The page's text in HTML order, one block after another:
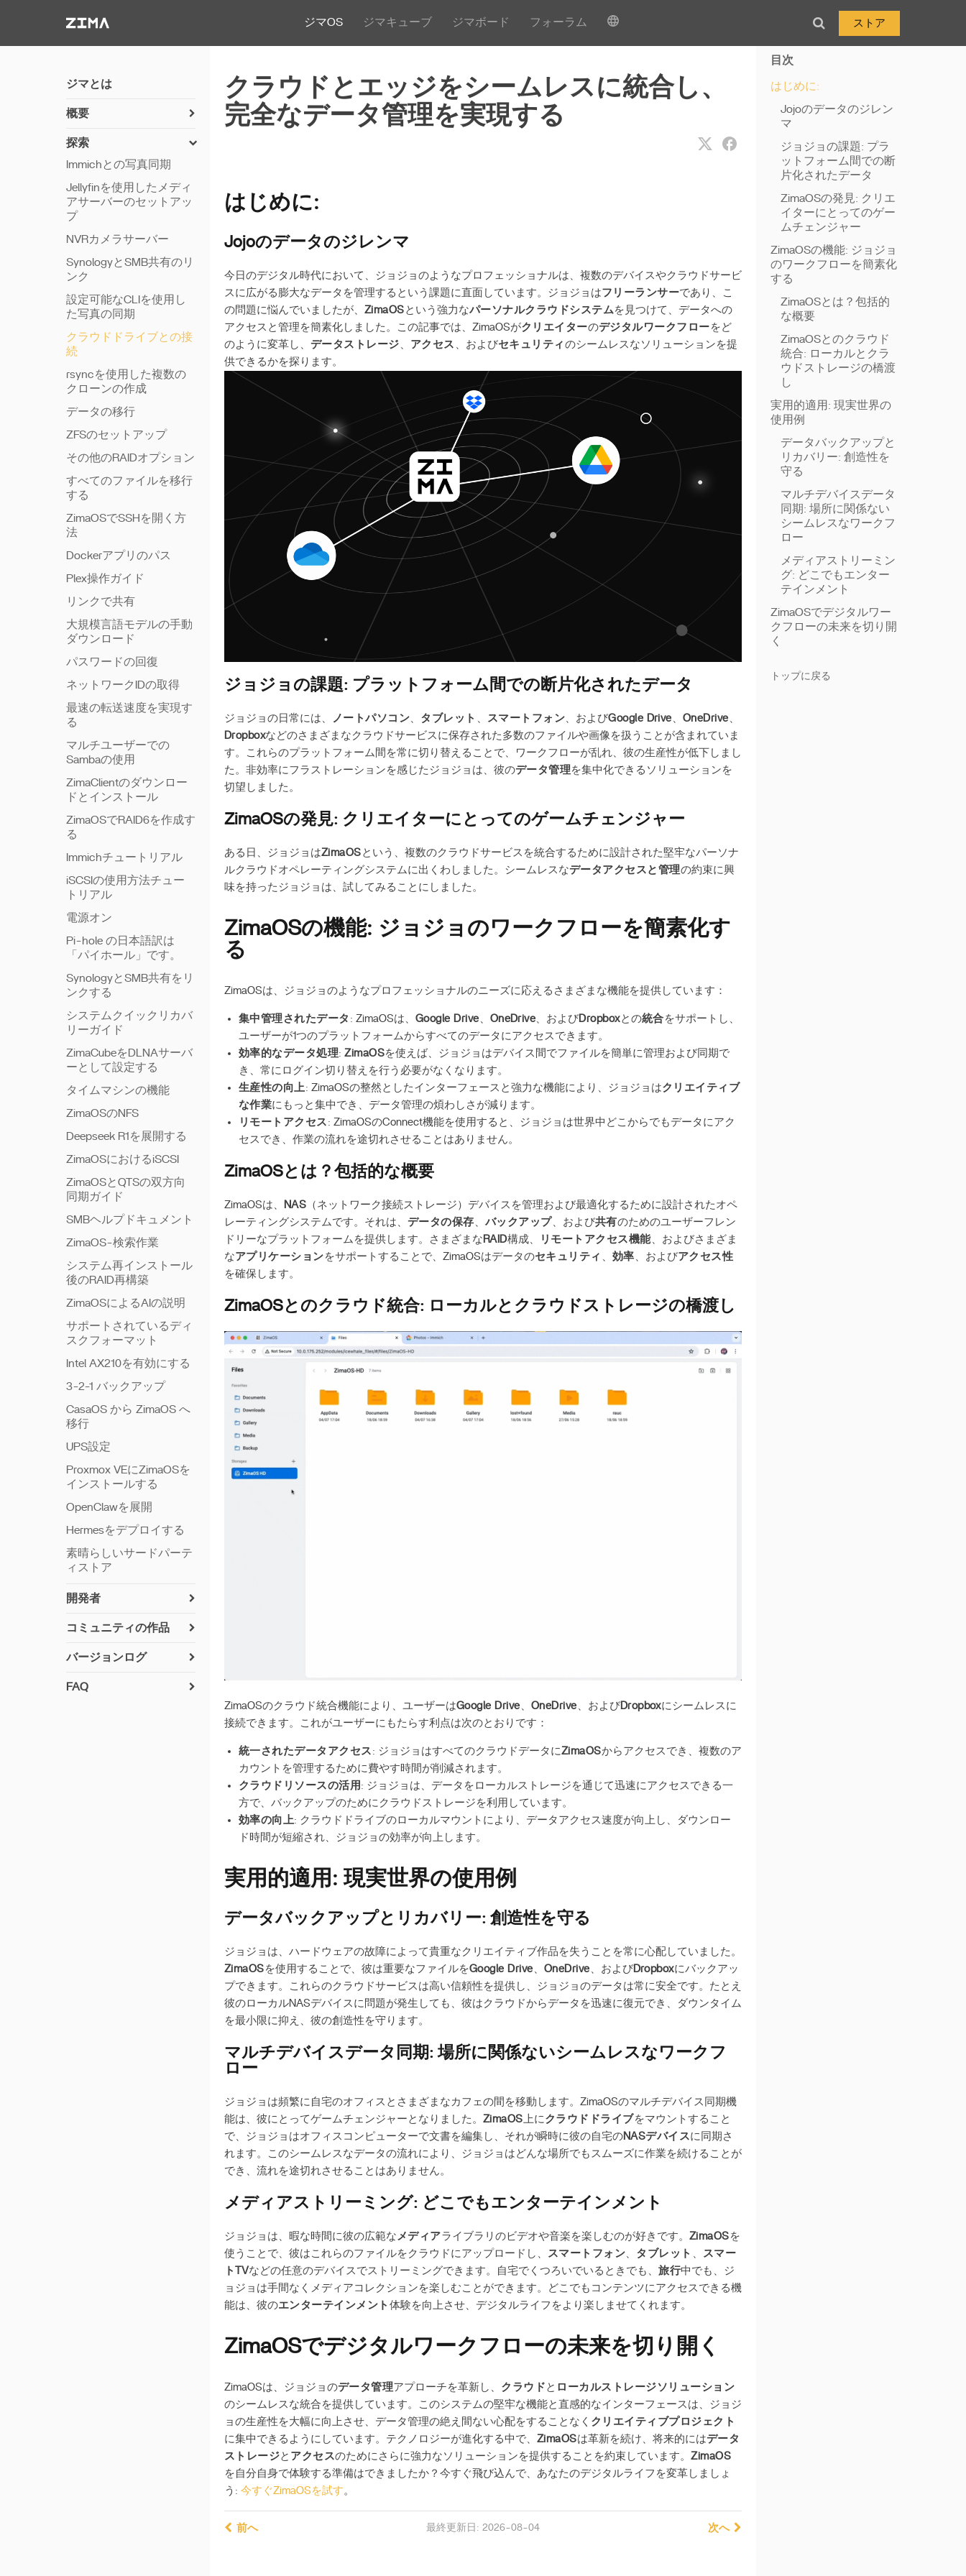
ジマOS ジマキューブ ジマボード フォーラム ストア
クラウドとエッジをシームレスに統合し、
完全なデータ管理を実現する
はじめに:
Jojoのデータのジレンマ
今日のデジタル時代において、ジョジョのようなプロフェッショナルは、複数のデバイスやクラウドサービ
スに広がる膨大なデータを管理するという課題に直面しています。ジョジョはフリーランサーであり、こ
の問題に悩んでいましたが、 ZimaOS という強力なパーソナルクラウドシステム を見つけて、データへの
アクセスと管理を簡素化しました。この記事では、ZimaOSがクリエイターのデジタルワークフロー をど
のように変革し、 データストレージ アクセス 、およびセキュリティ のシームレスなソリューションを提
供できるかを探ります。
ジョジョの課題: プラットフォーム間での断片化されたデータ
ジョジョの日常には、 ノートパソコン タブレット スマートフォン 、およびGoogle Drive OneDrive
Dropboxなどのさまざまなクラウドサービスに保存された多数のファイルや画像を扱うことが含まれていま
す。これらのプラットフォーム間を常に切り替えることで、ワークフローが乱れ、彼の生産性が低下しまし
た。非効率にフラストレーションを感じたジョジョは、彼のデータ管理を集中化できるソリューションを
切望しました。
ZimaOSの発見: クリエイターにとってのゲームチェンジャー
ある日、ジョジョはZimaOS という、複数のクラウドサービスを統合するために設計された堅牢なパーソナ
ルクラウドオペレーティングシステムに出くわしました。シームレスなデータアクセスと管理の約束に興
味を持ったジョジョは、試してみることにしました。
ZimaOSの機能: ジョジョのワークフローを簡素化す
る
ZimaOSは、ジョジョのようなプロフェッショナルのニーズに応えるさまざまな機能を提供しています：
集中管理されたデータ : ZimaOSは、 Google Drive OneDrive 、およびDropboxとの統合 をサポートし、
ユーザーが1つのプラットフォームからすべてのデータにアクセスできます。
効率的なデータ処理:ZimaOSを使えば、ジョジョはデバイス間でファイルを簡単に管理および同期で
き、常にログイン切り替えを行う必要がなくなります。
生産性の向上 : ZimaOSの整然としたインターフェースと強力な機能により、ジョジョはクリエイティブ
な作業にもっと集中でき、データ管理の煩わしさが減ります。
リモートアクセス : ZimaOSのConnect機能を使用すると、ジョジョは世界中どこからでもデータにアク
セスでき、作業の流れを途切れさせることはありません。
ZimaOSとは？包括的な概要
ZimaOSは、 NAS （ネットワーク接続ストレージ）デバイスを管理および最適化するために設計されたオペ
レーティングシステムです。それは、 データの保存 バックアップ、および共有のためのユーザーフレン
ドリーなプラットフォームを提供します。さまざまな RAID構成、 リモートアクセス機能、およびさまざま
なアプリケーション をサポートすることで、ZimaOSはデータのセキュリティ 効率 、およびアクセス性
を確保します。
ZimaOSとのクラウド統合: ローカルとクラウドストレージの橋渡し
ZimaOSのクラウド統合機能により、ユーザーはGoogle Drive 、 OneDrive 、およびDropboxにシームレスに
接続できます。これがユーザーにもたらす利点は次のとおりです：
統一されたデータアクセス : ジョジョはすべてのクラウドデータにZimaOSからアクセスでき、複数のア
カウントを管理するために費やす時間が削減されます。
クラウドリソースの活用 : ジョジョは、データをローカルストレージを通じて迅速にアクセスできる一
方で、バックアップのためにクラウドストレージを利用しています。
効率の向上: クラウドドライブのローカルマウントにより、データアクセス速度が向上し、ダウンロー
ド時間が短縮され、ジョジョの効率が向上します。
実用的適用: 現実世界の使用例
データバックアップとリカバリー: 創造性を守る
ジョジョは、ハードウェアの故障によって貴重なクリエイティブ作品を失うことを常に心配していました。
ZimaOS を使用することで、彼は重要なファイルをGoogle Drive OneDrive 、およびDropboxにバックアッ
プできます。これらのクラウドサービスは高い信頼性を提供し、ジョジョのデータは常に安全です。たとえ
彼のローカルNASデバイスに問題が発生しても、彼はクラウドからデータを迅速に復元でき、ダウンタイム
を最小限に抑え、彼の創造性を守ります。
マルチデバイスデータ同期: 場所に関係ないシームレスなワークフ
ロー
ジョジョは頻繁に自宅のオフィスとさまざまなカフェの間を移動します。ZimaOSのマルチデバイス同期機
能は、彼にとってゲームチェンジャーとなりました。 ZimaOS 上に クラウドドライブをマウントすること
で、ジョジョはオフィスコンピューターで文書を編集し、それが瞬時に彼の自宅のNASデバイスに同期さ
れます。このシームレスなデータの流れにより、ジョジョはどんな場所でもスムーズに作業を続けることが
でき、流れを途切れさせることはありません。
メディアストリーミング: どこでもエンターテインメント
ジョジョは、暇な時間に彼の広範な メディアライブラリのビデオや音楽を楽しむのが好きです。 ZimaOS を
使うことで、彼はこれらのファイルをクラウドにアップロードし、
スマートフォン タブレット
スマー
トTVなどの任意のデバイスでストリーミングできます。自宅でくつろいでいるときでも、旅行中でも、ジ
ョジョは手間なくメディアコレクションを楽しむことができます。どこでもコンテンツにアクセスできる機
能は、彼のエンターテインメント 体験を向上させ、デジタルライフをより楽しませてくれます。
ZimaOSでデジタルワークフローの未来を切り開く
ZimaOSは、ジョジョのデータ管理アプローチを革新し、 クラウド と ローカルストレージソリューション
のシームレスな統合を提供しています。このシステムの堅牢な機能と直感的なインターフェースは、ジョジ
ョの生産性を大幅に向上させ、データ管理の絶え間ない心配をすることなく クリエイティブプロジェクト
に集中できるようにしています。テクノロジーが進化する中で、 ZimaOSは革新を続け、将来的にはデータ
ストレージと アクセスのためにさらに強力なソリューションを提供することを約束しています。ZimaOS
を自分自身で体験する準備はできましたか？今すぐ飛び込んで、あなたのデジタルライフを変革しましょ
う: 今すぐZimaOSを試す 。
最終更新日: 2026-08-04
前へ 次へ
目次
はじめに:
Jojoのデータのジレン
マ
ジョジョの課題: プラ
ットフォーム間での断
片化されたデータ
ZimaOSの発見: クリエ
イターにとってのゲー
ムチェンジャー
ZimaOSの機能: ジョジョ
のワークフローを簡素化
する
ZimaOSとは？包括的
な概要
ZimaOSとのクラウド
統合: ローカルとクラ
ウドストレージの橋渡
し
実用的適用: 現実世界の
使用例
データバックアップと
リカバリー: 創造性を
守る
マルチデバイスデータ
同期: 場所に関係ない
シームレスなワークフ
ロー
メディアストリーミン
グ: どこでもエンター
テインメント
ZimaOSでデジタルワー
クフローの未来を切り開
く
トップに戻る
ジマとは
概要
zimaosのインストール方
法
使用開始
機能
リモートアクセス
Thunderbolt PC直接接続
探索
Immichとの写真同期
Jellyfinを使用したメディ
アサーバーのセットアッ
プ
NVRカメラサーバー
SynologyとSMB共有のリ
ンク
設定可能なCLIを使用し
た写真の同期
クラウドドライブとの接
続
rsyncを使用した複数の
クローンの作成
データの移行
ZFSのセットアップ
その他のRAIDオプション
すべてのファイルを移行
する
ZimaOSでSSHを開く方
法
Dockerアプリのパス
Plex操作ガイド
リンクで共有
大規模言語モデルの手動
ダウンロード
パスワードの回復
ネットワークIDの取得
最速の転送速度を実現す
る
マルチユーザーでの
Sambaの使用
ZimaClientのダウンロー
ドとインストール
ZimaOSでRAID6を作成す
る
Immichチュートリアル
iSCSIの使用方法チュー
トリアル
電源オン
Pi-hole の日本語訳は
「パイホール」です。
SynologyとSMB共有をリ
ンクする
システムクイックリカバ
リーガイド
ZimaCubeをDLNAサーバ
ーとして設定する
タイムマシンの機能
ZimaOSのNFS
Deepseek R1を展開する
ZimaOSにおけるiSCSI
ZimaOSとQTSの双方向
同期ガイド
SMBヘルプドキュメント
ZimaOS-検索作業
システム再インストール
後のRAID再構築
ZimaOSによるAIの説明
サポートされているディ
スクフォーマット
Intel AX210を有効にする
3-2-1 バックアップ
CasaOS から ZimaOS へ
移行
UPS設定
Proxmox VEにZimaOSを
インストールする
OpenClawを展開
Hermesをデプロイする
素晴らしいサードパーテ
ィストア
開発者
zimaosのインストール方
法
ネットワーキング
Pythonのセットアップ
コミュニティの作品
ニティユーザー提案のド
バージョンログ
FAQ